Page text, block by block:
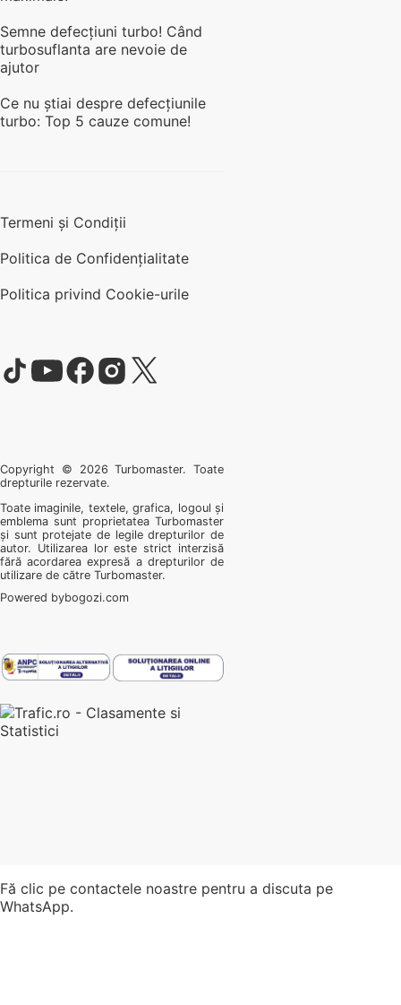
Semne defecțiuni turbo! Când
turbosuflanta are nevoie de
ajutor
Ce nu ştiai despre defecțiunile
turbo: Top 5 cauze comune!
Termeni și Condiții
Politica de Confidențialitate
Politica privind Cookie-urile
Urmărește
Turbomaster
Urmărește
Turbomaster
Urmărește
Turbomaster
Urmărește
Turbomaster
Urmărește
Turbomaster
Copyright © 2026 Turbomaster. Toate
drepturile rezervate.
Toate imaginile, textele, grafica, logoul și
emblema sunt proprietatea Turbomaster
și sunt protejate de legile drepturilor de
autor. Utilizarea lor este strict interzisă
fără acordarea expresă a drepturilor de
utilizare de către Turbomaster.
Powered bybogozi.com
Fă clic pe contactele noastre pentru a discuta pe
WhatsApp.